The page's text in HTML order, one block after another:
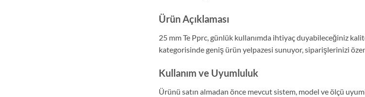
Ürün Açıklaması
25 mm Te Pprc, günlük kullanımda ihtiyaç duyabileceğiniz
kategorisinde geniş ürün yelpazesi sunuyor, siparişlerinizi
Kullanım ve Uyumluluk
Ürünü satın almadan önce mevcut sistem, model ve ölçü